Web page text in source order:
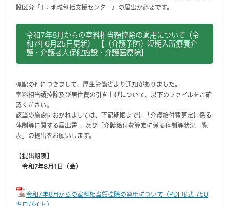
設区分『1：地域包括支援センター』の届出が必要です。
令和7年8月からの室料相当額控除の適用について（令
和7年6月25日更新） 【（介護予防）短期入所療養介
護・介護老人保健施設・介護医療院】
標記の件につきまして、厚生労働省より通知がありました。
室料相当額控除及び居住費の引き上げについて、以下のファイルをご確
認ください。
該当の施設におかれましては、下記期限までに「介護給付費算定に係る
体制等に関する届出書 」及び「介護給付費算定に係る体制等状況一覧
表」の提出をお願いします。
【提出期限】
令和7年8月1日（金）
令和7年8月からの室料相当額控除の適用について（PDF形式 750
キロバイト）